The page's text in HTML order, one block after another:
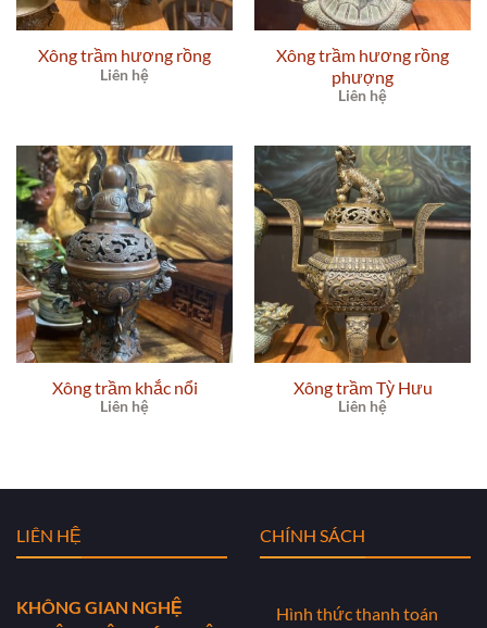
Xông trầm hương rồng
Liên hệ
Xông trầm hương rồng
phượng
Liên hệ
Xông trầm khắc nổi
Liên hệ
Xông trầm Tỳ Hưu
Liên hệ
LIÊN HỆ
KHÔNG GIAN NGHỆ
CHÍNH SÁCH
Hình thức thanh toán